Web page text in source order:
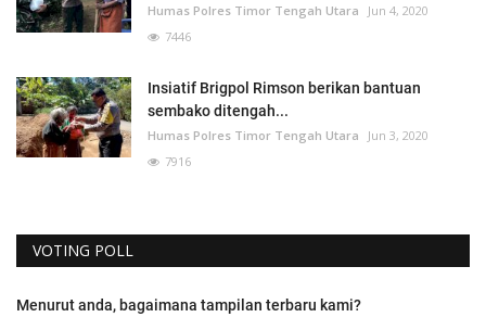
Humas Polres Timor Tengah Utara
Jun 4, 2020
7446
Insiatif Brigpol Rimson berikan bantuan
sembako ditengah...
Humas Polres Timor Tengah Utara
Jun 3, 2020
7916
VOTING POLL
Menurut anda, bagaimana tampilan terbaru kami?